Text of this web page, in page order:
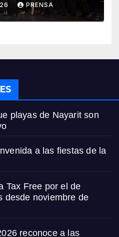
PRENSA
playas de Nayarit son
a las fiestas de la
Tax Free por el de
desde noviembre de
reconoce a las